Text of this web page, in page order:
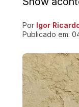
Ir direto pra
Por Igor
Publicado em: